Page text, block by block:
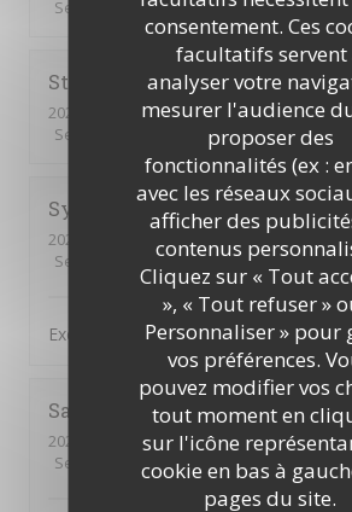
consentement. Ces
facultatifs servent
analyser votre
mesurer l'audience
proposer des
fonctionnalités (ex :
avec les réseaux
afficher des
contenus
Cliquez sur « Tout
», « Tout refuser »
Personnaliser » pour
vos préférences.
pouvez modifier vos
tout moment en
sur l'icône
cookie en bas à
pages du site.
Service
/5 Ambiance: 4 /5 Cuisine:3/5
Stephen
2026-07-16
- 19:00 - Couverts 3
Service
Ambiance:5/5 Cuisine:5
Sylvain B
2026-07-16
- 19:30 - Couverts 4
Service
Ambiance: 5/5 Cuisine: 5/5
Excellent. Très bon accueil et cuisine
Sandra
2026-07-16
- 19:15 - Couverts 5
Service
Ambiance: 5/5 Cuisine: 5/5